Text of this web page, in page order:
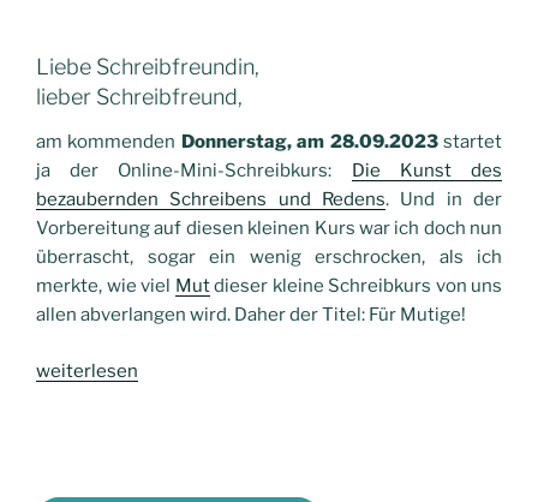
Liebe Schreibfreundin,
lieber Schreibfreund,
am kommenden Donnerstag, am 28.09.2023startet
ja der Online-Mini-Schreibkurs: Die Kunst des
bezaubernden Schreibens und Redens. Und in der
Vorbereitung auf diesen kleinen Kurs war ich doch nun
überrascht, sogar ein wenig erschrocken, als ich
merkte, wie viel Mutdieser kleine Schreibkurs von uns
allen abverlangen wird. Daher der Titel: Für Mutige!
„Für
weiterlesen